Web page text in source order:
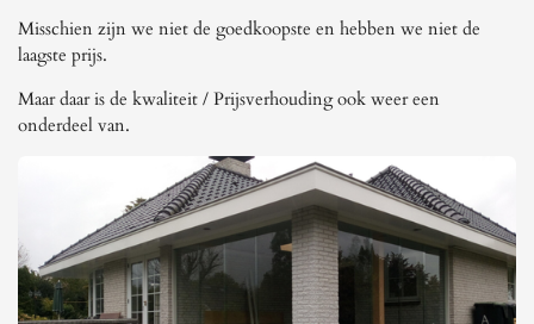
Misschien zijn we niet de goedkoopste en hebben we niet de
laagste prijs.
Maar daar is de kwaliteit / Prijsverhouding ook weer een
onderdeel van.